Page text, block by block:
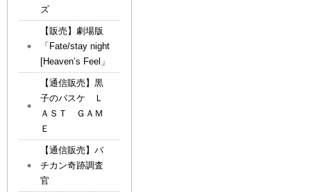
ズ
【販売】劇場版
「Fate/stay night
[Heaven’s Feel」
【通信販売】黒
子のバスケ Ｌ
ＡＳＴ ＧＡＭ
Ｅ
【通信販売】バ
チカン奇跡調査
官